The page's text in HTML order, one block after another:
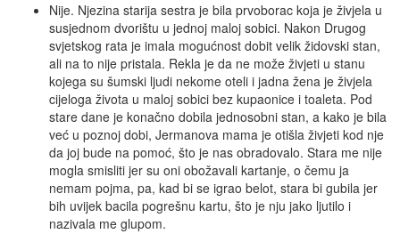
Nije. Njezina starija sestra je bila prvoborac koja je živjela u
susjednom dvorištu u jednoj maloj sobici. Nakon Drugog
svjetskog rata je imala mogućnost dobit velik židovski stan,
ali na to nije pristala. Rekla je da ne može živjeti u stanu
kojega su šumski ljudi nekome oteli i jadna žena je živjela
cijeloga života u maloj sobici bez kupaonice i toaleta. Pod
stare dane je konačno dobila jednosobni stan, a kako je bila
već u poznoj dobi, Jermanova mama je otišla živjeti kod nje
da joj bude na pomoć, što je nas obradovalo. Stara me nije
mogla smisliti jer su oni obožavali kartanje, o čemu ja
nemam pojma, pa, kad bi se igrao belot, stara bi gubila jer
bih uvijek bacila pogrešnu kartu, što je nju jako ljutilo i
nazivala me glupom.